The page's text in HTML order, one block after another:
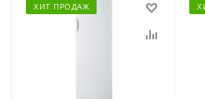
ХИТ ПРОДАЖ